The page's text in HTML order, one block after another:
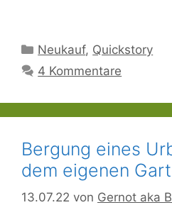
Kategorien
Neukauf, Quickstory
4 Kommentare
Bergung eines
dem eigenen
13.07.22 von Gernot aka